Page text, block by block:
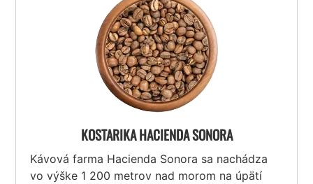
KOSTARIKA HACIENDA SONORA
Kávová farma Hacienda Sonora sa nachádza
vo výške 1 200 metrov nad morom na úpätí